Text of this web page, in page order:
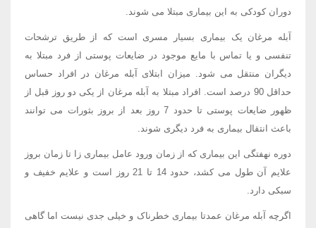
دوران کودکی به این بیماری مبتلا می شوند.
آبله مرغان یک بیماری بسیار مسری است که از طریق ترشحات
تنفسی و یا تماس با مایع موجود در ضایعات پوستی از فرد مبتلا به
دیگران منتقل می شود. میزان ابتلای آبله مرغان در افراد حساس
حداقل 90 درصد است. افراد مبتلا به آبله مرغان از یکی دو روز قبل از
ظهور ضایعات پوستی تا حدود 7 روز بعد از بروز بثورات می توانند
باعث انتقال بیماری به فرد دیگری شوند.
دوره نهفتگی این بیماری که از زمان ورود عامل بیماری زا تا زمان بروز
علایم آن طول می کشد، حدود 14 تا 21 روز است و علایم خفیف و
سبکی دارد.
اگرچه آبله مرغان عمدتا بیماری خطرناک و خیلی جدی نیست اما گاهی